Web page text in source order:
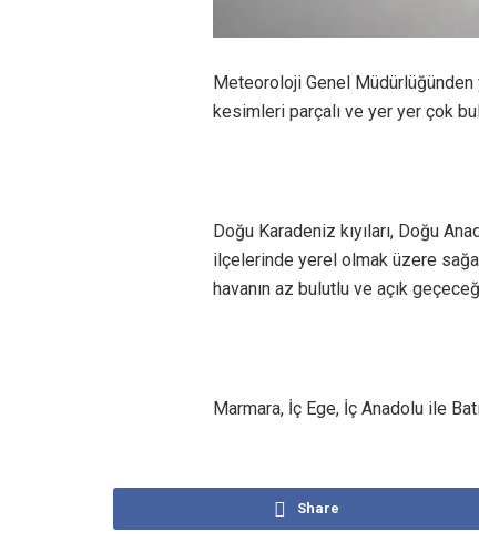
Meteoroloji Genel Müdürlüğünden
kesimleri parçalı ve yer yer çok
Doğu Karadeniz kıyıları, Doğu
ilçelerinde yerel olmak üzere
havanın az bulutlu ve açık
Marmara, İç Ege, İç Anadolu ile
Share